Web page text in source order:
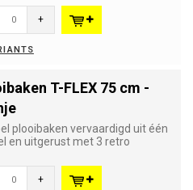
+
T-FLEX 75 cm -
plooibaken vervaardigd uit één
en uitgerust met 3 retro
+